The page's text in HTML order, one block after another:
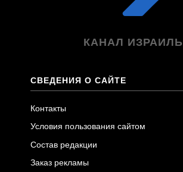
КАНАЛ ИЗРАИЛЬ
СВЕДЕНИЯ О САЙТЕ
Контакты
Условия пользования сайтом
Состав редакции
Заказ рекламы